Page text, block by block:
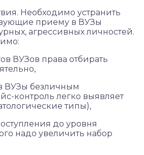
Необходимо устранить
приему в ВУЗы
агрессивных личностей.
ВУЗов права отбирать
ВУЗы безличным
контроль легко выявляет
типы),
до уровня
надо увеличить набор